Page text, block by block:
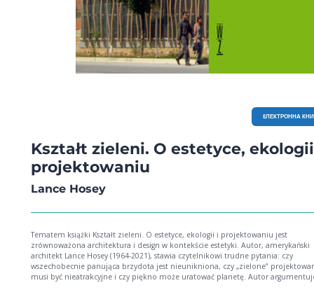
EЛЕКТРОННА
Kształt zieleni. O estetyce,
projektowaniu
Lance Hosey
Tematem książki Kształt zieleni. O estetyce, ekologii i projektowaniu jest
zrównoważona architektura i design w kontekście estetyki. Autor, amerykański
architekt Lance Hosey (1964-2021), stawia czytelnikowi trudne pytania: czy
wszechobecnie panująca brzydota jest nieunikniona, czy „zielone”
musi być nieatrakcyjne i czy piękno może uratować planetę. Autor